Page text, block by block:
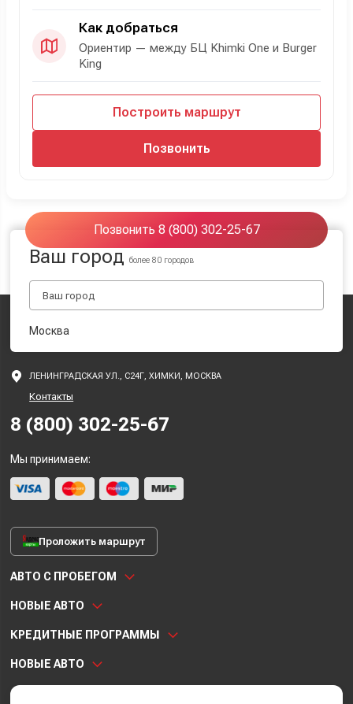
Как добраться
Ориентир — между БЦ Khimki One и Burger
King
Построить маршрут
Позвонить
Позвонить 8 (800) 302-25-67
Ваш городболее 80 городов
Москва
ЛЕНИНГРАДСКАЯ УЛ., С24Г, ХИМКИ, МОСКВА
Контакты
8 (800) 302-25-67
Мы принимаем:
Проложить маршрут
АВТО С ПРОБЕГОМ
НОВЫЕ АВТО
КРЕДИТНЫЕ ПРОГРАММЫ
НОВЫЕ АВТО